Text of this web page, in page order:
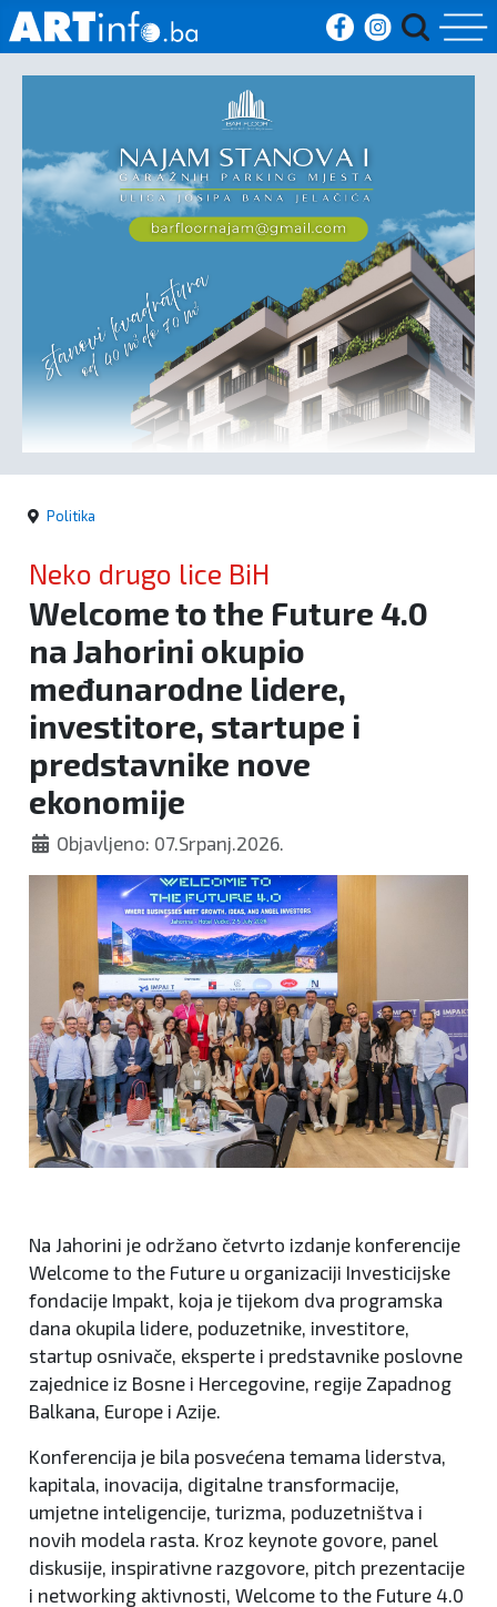
Vijesti
Sport
Crna
kronika
Politika
Politika
Neko drugo lice BiH
Welcome to the Future 4.0
na Jahorini okupio
međunarodne lidere,
investitore, startupe i
predstavnike nove
ekonomije
Objavljeno: 07.Srpanj.2026.
Na Jahorini je održano četvrto izdanje konferencije
Welcome to the Future u organizaciji Investicijske
fondacije Impakt, koja je tijekom dva programska
dana okupila lidere, poduzetnike, investitore,
startup osnivače, eksperte i predstavnike poslovne
zajednice iz Bosne i Hercegovine, regije Zapadnog
Balkana, Europe i Azije.
Konferencija je bila posvećena temama liderstva,
kapitala, inovacija, digitalne transformacije,
umjetne inteligencije, turizma, poduzetništva i
novih modela rasta. Kroz keynote govore, panel
diskusije, inspirativne razgovore, pitch prezentacije
i networking aktivnosti, Welcome to the Future 4.0